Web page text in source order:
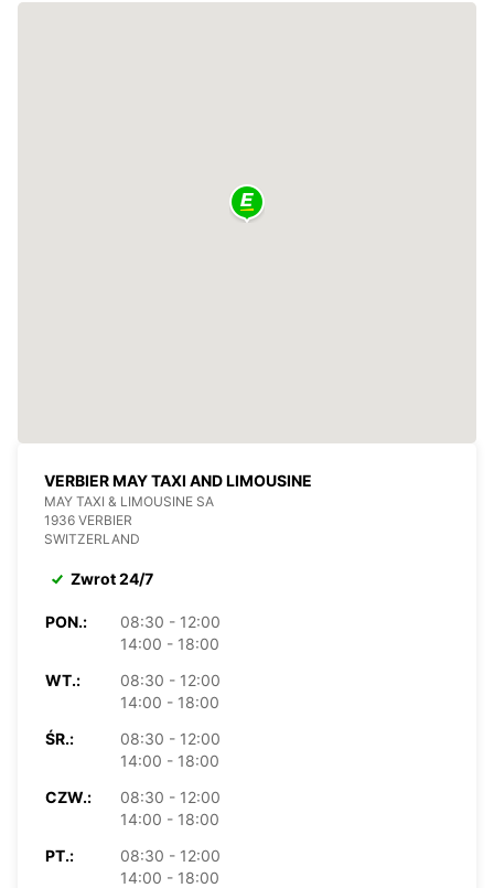
VERBIER MAY TAXI AND LIMOUSINE
MAY TAXI & LIMOUSINE SA
1936 VERBIER
SWITZERLAND
Zwrot 24/7
PON.:
08:30 - 12:00
14:00 - 18:00
WT.:
08:30 - 12:00
14:00 - 18:00
ŚR.:
08:30 - 12:00
14:00 - 18:00
CZW.:
08:30 - 12:00
14:00 - 18:00
PT.:
08:30 - 12:00
14:00 - 18:00